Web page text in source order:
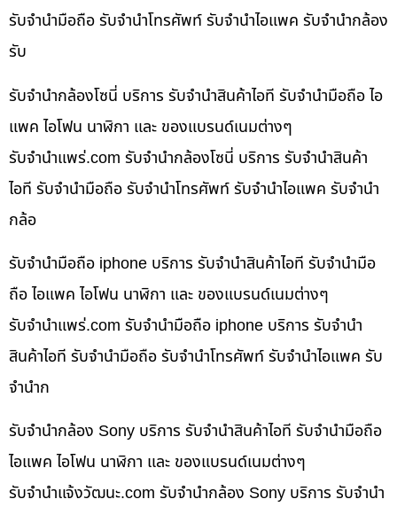
รับจำนำมือถือ รับจำนำโทรศัพท์ รับจำนำไอแพค รับจำนำกล้อง
รับ
รับจำนำกล้องโซนี่ บริการ รับจำนำสินค้าไอที รับจำนำมือถือ ไอ
แพค ไอโฟน นาฬิกา และ ของแบรนด์เนมต่างๆ
รับจํานําแพร่.com รับจำนำกล้องโซนี่ บริการ รับจำนำสินค้า
ไอที รับจำนำมือถือ รับจำนำโทรศัพท์ รับจำนำไอแพค รับจำนำ
กล้อ
รับจำนำมือถือ iphone บริการ รับจำนำสินค้าไอที รับจำนำมือ
ถือ ไอแพค ไอโฟน นาฬิกา และ ของแบรนด์เนมต่างๆ
รับจํานําแพร่.com รับจำนำมือถือ iphone บริการ รับจำนำ
สินค้าไอที รับจำนำมือถือ รับจำนำโทรศัพท์ รับจำนำไอแพค รับ
จำนำก
รับจำนำกล้อง Sony บริการ รับจำนำสินค้าไอที รับจำนำมือถือ
ไอแพค ไอโฟน นาฬิกา และ ของแบรนด์เนมต่างๆ
รับจํานําแจ้งวัฒนะ.com รับจำนำกล้อง Sony บริการ รับจำนำ